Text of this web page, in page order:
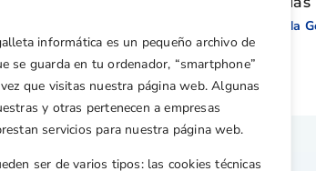
informática es un pequeño archivo de
se guarda en tu ordenador, “smartphone”
que visitas nuestra página web. Algunas
y otras pertenecen a empresas
servicios para nuestra página web.
ser de varios tipos: las cookies técnicas